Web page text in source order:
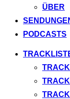
ÜBER
PODCASTS